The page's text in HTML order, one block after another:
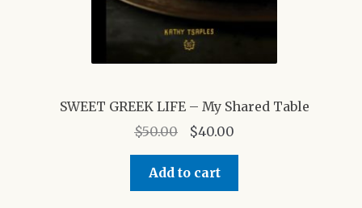
SWEET GREEK LIFE – My Shared Table
$50.00
Original
price
was:
$50.00.
$40.00Current
price
$40.00.
Add to cart